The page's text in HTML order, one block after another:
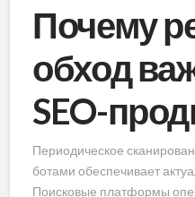
Почему
обход
SEO-
Периодическое
ботами обеспечивает
Поисковые платформы